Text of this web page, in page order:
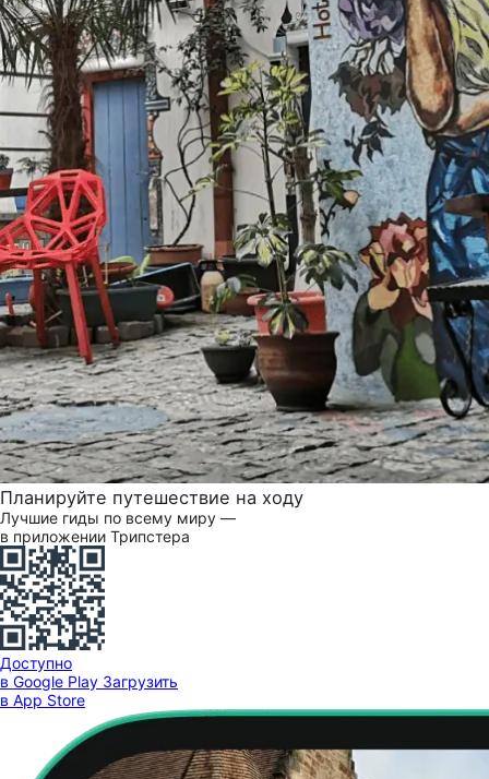
Планируйте путешествие на ходу
Лучшие гиды по всему миру —
в приложении Трипстера
Доступно
в Google Play Загрузить
в App Store